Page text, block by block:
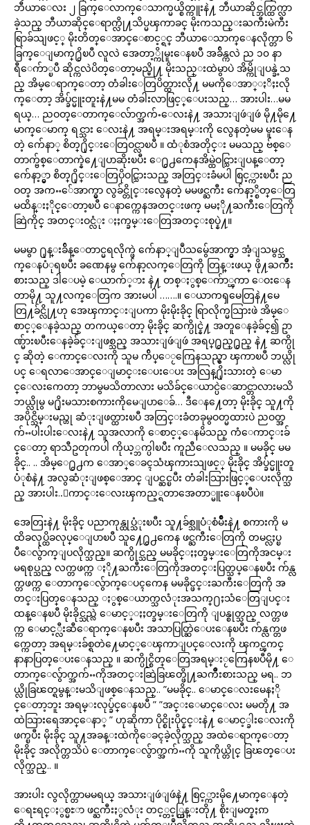
ဘီယာေလး ၂ ခြက္ေလာက္ေသာက္မယ္စိတ္ကူးနဲ႔ ဘီယာဆိုင္ဘက္ထြက္လာ
ခဲ့သည္ ဘီယာဆိုင္ေရာက္လို႔သိပ္မၾကာခင္ မိုးကသည္းႀကီးမဲကီး
ရြာခ်သျဖင့္ မိုးတိတ္ေအာင္ေစာင့္ရင္ ဘီယာေသာက္ေနလိုက္တာ ၆
ခြက္ေျမာက္႐ွိၿပီ လူလဲ အေတာ့္ကိုမူးေနၿပီ အခ်ိန္ကလဲ ည ၁၀ နာ
ရီေက်ာ္ၿပီ ဆိုင္ကလဲပိတ္ေတာ့မည္မို႔ မိုးသည္းထဲမွာပဲ အိမ္ကိုျပန္ခဲ့သ
ည္ အိမ္ေရာက္ေတာ့ တံခါးေတြပိတ္ထားလို႔ မမကိုေအာ္ႏိႈးလို
က္ေတာ့ အိပ္ခ်င္မူးတူးနဲ႔မမ တံခါးလာဖြင့္ေပးသည္… အားပါး…မမ
ရယ္… ညဝတ္ေတာက္ေလ်ာက္အက်ႋေလးနဲ႔ အသားျဖဴျဖဴ မို႔မို႔ေ
မာက္ေမာက္ ရင္သား ေလးနဲ႔ အရမ္းအရမ္းကို လွေနတဲ့မမ မူးေန
တဲ့ က်ေနာ္ စိတ္႐ိုင္းေတြဝင္လာၿပီ ။ ထံုစံအတိုင္း မမသည္ ဗ်စ္ေ
တာက္ဗ်စ္ေတာက္နဲ႔ေျပာဆိုးၿပီး ေ႐ွ႕ကေနအိမ္ထဲဝင္သြားျပန္ေတာ့
က်ေနာ့္မွာ စိတ္႐ိုင္းေတြပိုဝင္သြားသည္ အတြင္းခံမပါ စြင့္ကားၿပီး ည
ဝတ္ အကႌ်ေအာက္မွာ လွခ်င္တိုင္းလွေနတဲ့ မမဖင္ႀကီး က်ေနာ့္စိတ္ေတြ
မထိန္းႏိုင္ေတာ့ၿပီ ေနာက္ကေနအတင္းဖက္ မမႏို႔ႀကီးေတြကို
ဆြဲကိုင္ အတင္းဝင္လံုး ႏႈက္ခမ္းေတြအတင္းစုပ္နဲ႔။
မမမွာ ႐ုန္းခ်ိန္ေတာင္မရလိုက္ဖဲ က်ေနာ္ျပဳသမ်ွေအာက္မွာ အံ့ျသမွင္သ
က္ေနပံုရၿပီး ခဏေနမွ က်ေနာ့လက္ေတြကို တြန္းဖယ္ ဖို႔ႀကိဳး
စားသည္ ဒါေပမဲ့ ေယာက်္ား နဲ႔ တစ္ႏွစ္ေက်ာ္ၾကာ ေဝးေန
တာမို႔ သူ႔လက္ေတြက အားမပါ …….။ ေယာကၡမေတြနဲ႔မေ
တြ႔ခ်င္လို႔ဟု အေၾကာင္းျပကာ မိုးမိုးခိုင္ ရြာလိုက္မသြားဖဲ အိမ္ေ
စာင့္ေနခဲ့သည္ တကယ္ေတာ့ မိုးခိုင္ ဆက္ပိုင္နဲ႔ အတူေနခဲ့ခ်င္၍ ဥာ
ဏ္မ်ားၿပီးေနခဲ့ခ်င္းျဖစ္သည္ အသားျဖဴျဖဴ အရပ္႐ွည္႐ွည္ နဲ႔ ဆက္ပို
င္ ဆိုတဲ့ ေကာင္ေလးကို သူမ က်ိပ္ေႂကြေနသည္မွာ ၾကာၿပီ ဘယ္လို
ပင္ ေရလာေအာင္ေျမာင္းေပးေပး အလြန္႐ိုးသားတဲ့ ေမာ
င္ေလးကေတာ့ ဘာမွမသိတာလား မသိခ်င္ေယာင္ပဲေဆာင္တာလားမသိ
ဘယ္လိုမွ မ႐ိုးမသားစကားကိုမေျပာေခ်… ဒီေန႔ေတာ့ မိုးခိုင္ သူ႔ကို
အပိုင္သိမ္းမည္ဟု ဆံုးျဖတ္ထားၿပီ အတြင္းခံတခုမွဝတ္မထားပဲ ညဝတ္အ
က်ႌပါးပါးေလးနဲ႔ သူအလာကို ေစာင့္ေနမိသည္ ကံေကာင္းခ်
င္ေတာ့ ရာသီဥတုကပါ ကိုယ့္ဘက္ပါၿပီး ကူညီေလသည္ ။ မမခိုင္ မမ
ခိုင္.. .. အိမ္ေ႐ွ႕က ေအာ္ေခၚသံၾကားသျဖင့္ မိုးခိုင္ အိပ္ခ်င္မူးတူ
ပံုစံနဲ႔ အလွဆံုးျဖစ္ေအာင္ ျပင္ဆင္ၿပီး တံခါးသြားဖြင့္ေပးလိုက္သ
ည္ အားပါး..ေကာင္းေလးၾကည့္ရတာအေတာ္မူးေနၿပီပဲ။
အေတြးနဲ႔ မိုးခိုင္ ပညာကုန္ထုပ္သံုးၿပီး သူ႔ခ်စ္သူပံုစံမ်ိဳးနဲ႔ စကားကို မ
ထိခလုပ္ထိခလုပ္ေျပာၿပီ သူ႔ေ႐ွ႕ကေန ဖင္ႀကီးေတြကို တမင္လႈပ္ၿ
ပီေလ်ွာက္ျပလိုက္သည္။ ဆက္ပိုင္သည္ မမခိုင္ႏႈတ္ခမ္းေတြကိုအငမ္း
မရစုပ္သည္ လက္တဖက္က ႏို႔ႀကီးေတြကိုအတင္းပြတ္သပ္ေနၿပီး က်န္လ
က္တဖက္က ေတာက္ေလွ်ာက္ေပၚကေန မမခိုင္ဖင္းႀကီးေတြကို အ
တင္းပြတ္ေနသည္ ႏွစ္ေယာက္သလံုးအသက္႐ႈသံေတြျပင္း
ထန္ေနၿပီ မိုးခိုင္သည္လဲ ေမာင့္ႏႈတ္ခမ္းေတြကို ျပန္စုတ္သည္ လက္တဖ
က္က ေမာင့္လီးဆီေရာက္ေနၿပီး အသာပြတ္ဆြဲေပးေနၿပီး က်န္လက္တဖ
က္ကေတာ့ အရမ္းခ်စ္ရတဲ႔ေမာင့္ေၾကာျပင္ေလးကို ၾကင္ၾကင္
နာနာပြတ္ေပးေနသည္ ။ ဆက္ပိုင္စိတ္ေတြအရမ္းႂကြေနၿပီမို႔ ေ
တာက္ေလွ်ာက္အက်ႌကိုအတင္းဆြဲခြၽတ္ဖို႔ႀကိဳးစားသည္ မရ.. ဘ
ယ္လိုခြၽတ္ရမွန္းမသိျဖစ္ေနသည္.. ”မမခိုင္.. ေမာင္ေလးမေနႏို
င္ေတာ့ဘူး အရမ္းလုပ္ခ်င္ေနၿပီ ” ”အင္းေမာင္ေလး မမတို႔ အ
ထဲသြားရေအာင္ေနာ္ ” ဟုဆိုကာ ပိုင္စိုးပိုင္နင္းနဲ႔ ေမာင့္ခါးေလးကို
ဖက္ၿပီး မိုးခိုင္ သူ႔အခန္းထဲကိုေခၚခဲ့လိုက္သည္ အထဲေရာက္ေတာ့
မိုးခိုင္ အလိုက္တသိပဲ ေတာက္ေလွ်ာက္အက်ႌကို သူကိုယ္တိုင္ ခြၽတ္ေပး
လိုက္သည္.. ။
အားပါး လွလိုက္တာမမရယ္ အသားျဖဴျဖဴနဲ႔ စြင့္ကားမို႔ေမာက္ေနတဲ့
ေရႊရင္ႏွစ္မႊာ ဖင္ႀကီးႏွလံုး တင့္တင့္ထြန္းတို႔ စိုးျမတ္နႏၵာ